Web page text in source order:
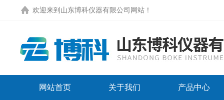
欢迎来到 山东博科仪器有限公司网站 ！
网站首页 关于我们 产品中心